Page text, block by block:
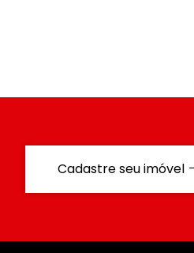
Cadastre seu imóvel